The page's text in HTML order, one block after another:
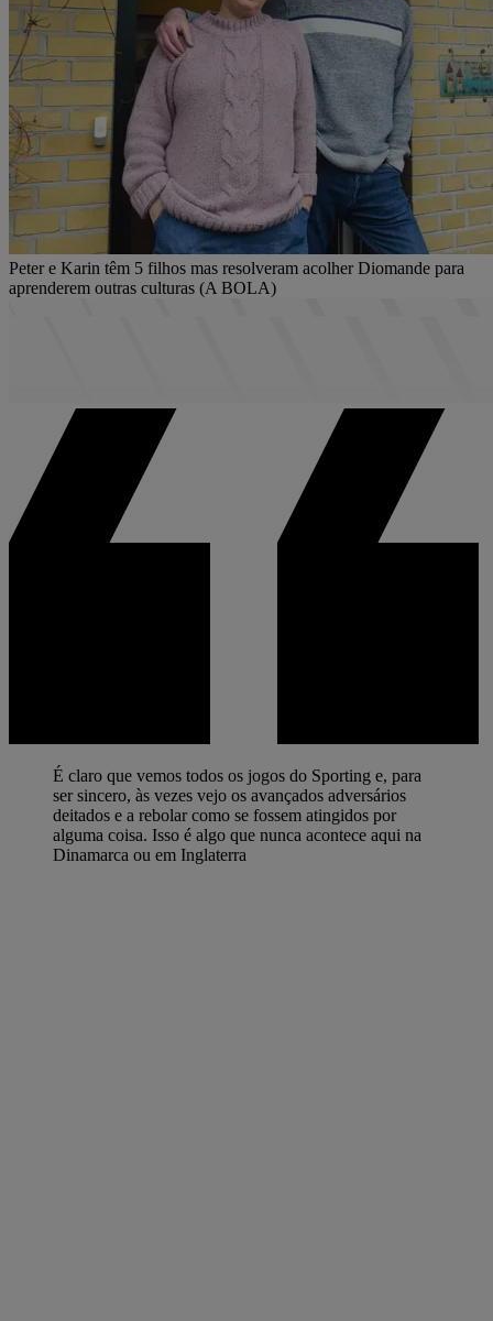
Peter e Karin têm 5 filhos mas resolveram acolher Diomande para
aprenderem outras culturas (A BOLA)
É claro que vemos todos os jogos do Sporting e, para
ser sincero, às vezes vejo os avançados adversários
deitados e a rebolar como se fossem atingidos por
alguma coisa. Isso é algo que nunca acontece aqui na
Dinamarca ou em Inglaterra